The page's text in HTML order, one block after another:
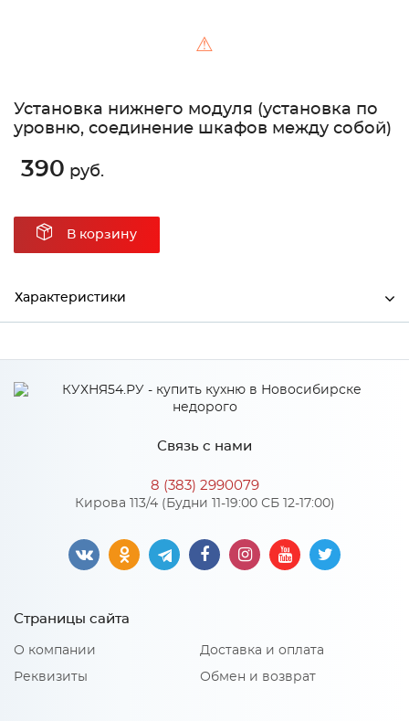
⚠
Установка нижнего модуля (установка по
уровню, соединение шкафов между собой)
390 руб.
В корзину
Характеристики
Связь с нами
8 (383) 2990079
Кирова 113/4 (Будни 11-19:00 СБ 12-17:00)
Страницы сайта
О компании
Реквизиты
Доставка и оплата
Обмен и возврат